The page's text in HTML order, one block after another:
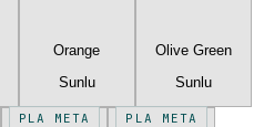
Orange
Sunlu
Olive Green
Sunlu
PLA META PLA META